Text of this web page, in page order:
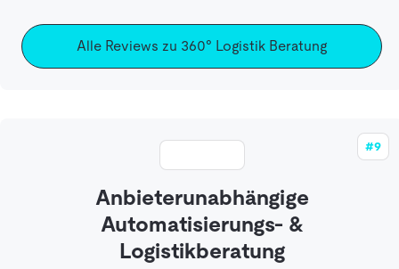
Alle Reviews zu 360° Logistik Beratung
#9
Anbieterunabhängige
Automatisierungs- &
Logistikberatung